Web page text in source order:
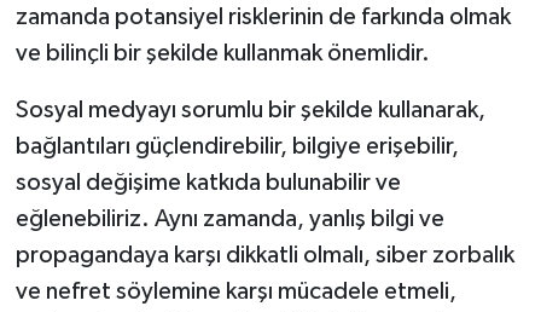
zamanda potansiyel risklerinin de farkında olmak
ve bilinçli bir şekilde kullanmak önemlidir.
Sosyal medyayı sorumlu bir şekilde kullanarak,
bağlantıları güçlendirebilir, bilgiye erişebilir,
sosyal değişime katkıda bulunabilir ve
eğlenebiliriz. Aynı zamanda, yanlış bilgi ve
propagandaya karşı dikkatli olmalı, siber zorbalık
ve nefret söylemine karşı mücadele etmeli,